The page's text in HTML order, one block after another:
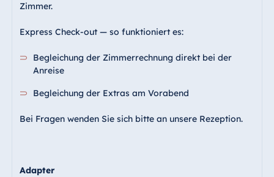
Italien
Antonine Hotel &
Zimmer.
Express Check-out — so funktioniert es:
Begleichung der Zimmerrechnung direkt bei der
Anreise
Begleichung der Extras am Vorabend
Bei Fragen wenden Sie sich bitte an unsere Rezeption.
Adapter